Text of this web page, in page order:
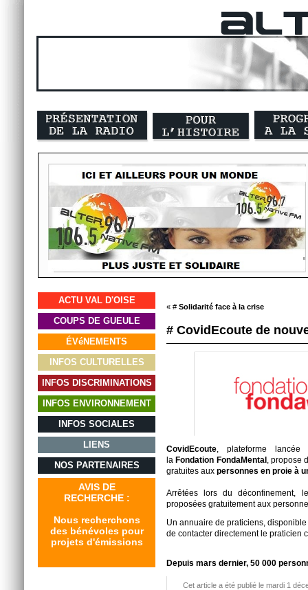
ACTU VAL D'OISE
COUPS DE GUEULE
ÉVéNEMENTS
INFOS CULTURELLES
INFOS DISCRIMINATIONS
INFOS ENVIRONNEMENT
INFOS SOCIALES
LIENS
NOS PARTENAIRES
AVIS DE
RECHERCHE :
Nous recherchons
des bénévoles pour
projets d'émissions
« # Solidarité face à la crise
# CovidEcoute de
CovidEcoute, plateforme lancée
la Fondation FondaMental , propose
gratuites aux personnes en proie à
Arrêtées lors du déconfinement,
proposées gratuitement aux
Un annuaire de praticiens,
de contacter directement le praticien
Depuis mars dernier, 50 000
Cet article a été publié le mardi 1